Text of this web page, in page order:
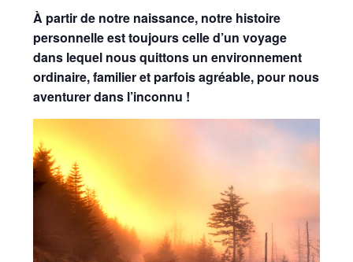
À partir de notre naissance, notre histoire
personnelle est toujours celle d’un voyage
dans lequel nous quittons un environnement
ordinaire, familier et parfois agréable, pour nous
aventurer dans l’inconnu !